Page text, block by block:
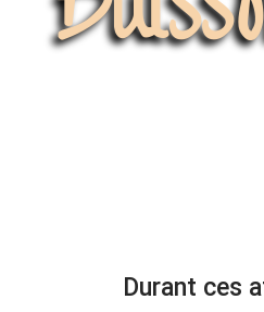
Durant ces